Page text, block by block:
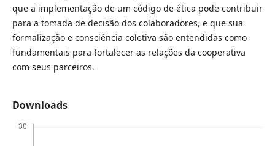
que a implementação de um código de ética pode contribuir
para a tomada de decisão dos colaboradores, e que sua
formalização e consciência coletiva são entendidas como
fundamentais para fortalecer as relações da cooperativa
com seus parceiros.
Downloads